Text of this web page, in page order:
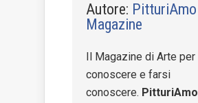
Autore: PitturiAmo
Magazine
Il Magazine di Arte per
conoscere e farsi
conoscere. PitturiAmo